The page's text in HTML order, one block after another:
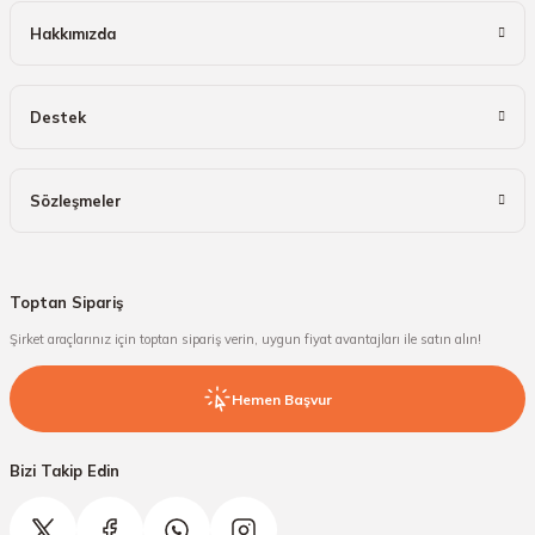
Hakkımızda
Destek
Sözleşmeler
Toptan Sipariş
Şirket araçlarınız için toptan sipariş verin, uygun fiyat avantajları ile satın alın!
Hemen Başvur
Bizi Takip Edin